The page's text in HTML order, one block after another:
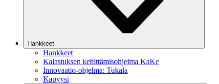
Hankkeet
Hankkeet
Kalastuksen kehittämisohjelma KaKe
Innovaatio-ohjelma: Tukala
Kapyysi